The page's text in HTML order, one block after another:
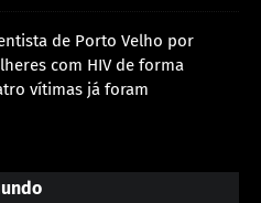
de Porto Velho por
com HIV de forma
vítimas já foram